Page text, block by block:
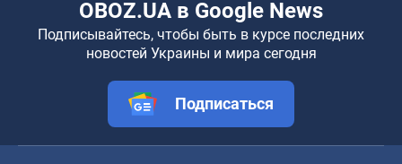
OBOZ.UA в Google News
Подписывайтесь, чтобы быть в курсе последних
новостей Украины и мира сегодня
Подписаться